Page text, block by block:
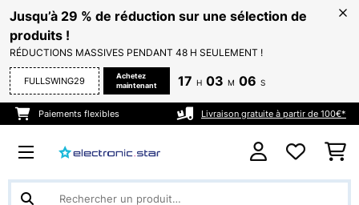
Jusqu’à 29 % de réduction sur une sélection de
produits !
RÉDUCTIONS MASSIVES PENDANT 48 H SEULEMENT !
FULLSWING29
Achetez
maintenant
17 H 03 M 04 S
Paiements flexibles Livraison gratuite à partir de 100€*